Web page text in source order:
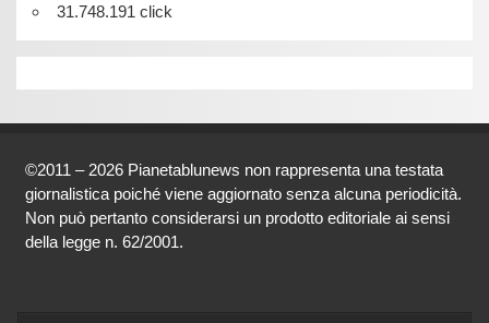
31.748.191 click
©2011 – 2026 Pianetablunews non rappresenta una testata
giornalistica poiché viene aggiornato senza alcuna periodicità.
Non può pertanto considerarsi un prodotto editoriale ai sensi
della legge n. 62/2001.